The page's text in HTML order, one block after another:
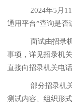
2024年5月
通用平台”查询是否
面试由招录
事项，详见招录机
直接向招录机关电话
部分招录机
测试内容、组织形